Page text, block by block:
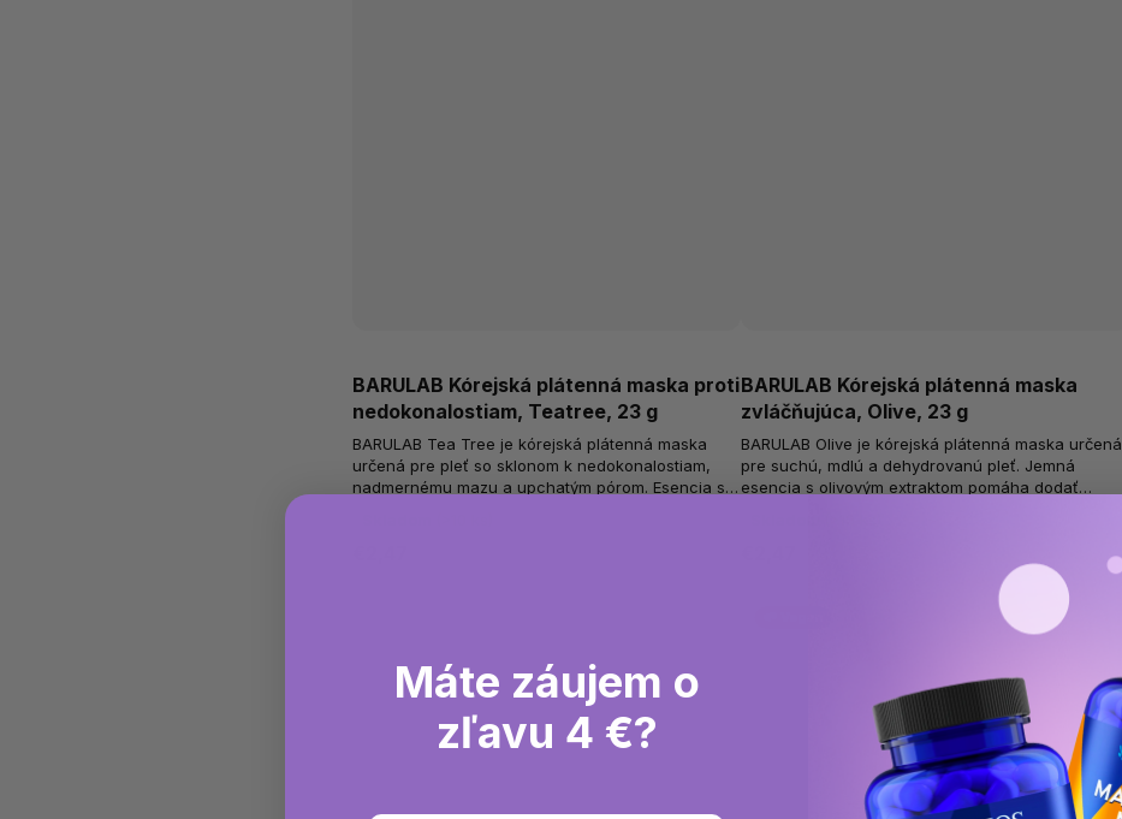
BARULAB Kórejská plátenná maska proti
nedokonalostiam, Teatree, 23 g
BARULAB Tea Tree je kórejská plátenná maska
určená pre pleť so sklonom k nedokonalostiam,
nadmernému mazu a upchatým pórom. Esencia s
BARULAB Kórejská plátenná maska
zvláčňujúca, Olive, 23 g
BARULAB Olive je kórejská plátenná maska určená
pre suchú, mdlú a dehydrovanú pleť. Jemná
esencia s olivovým extraktom pomáha dodať
Máte záujem o
zľavu 4 €?